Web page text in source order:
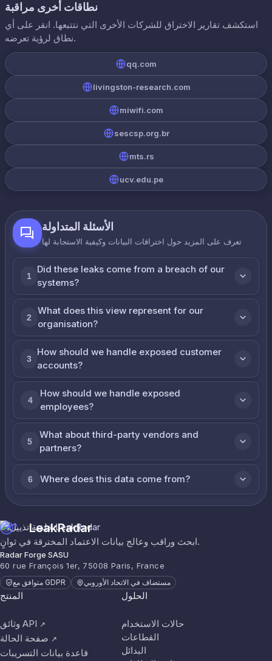
نطاقات أخرى مراقبة
استكشف تقارير الاختراق للشركات الأخرى التي نتتبعها. انقر على أي
نطاق لرؤية تعرضه.
qq.com
livingston-research.com
miwifi.com
sescsp.org.br
mts.rs
ucv.edu.pe
الأسئلة المتداولة
تعرف على المزيد حول اختراقات البيانات وكيفية الاستجابة لها
1
Did these leaks come from a breach of our
systems?
2
What does this view represent for our
organisation?
3
How should we handle exposed customer
accounts?
4
How should we handle exposed
employees?
5
What about third-party vendors and
partners?
6 Where does this data come from?
LeakRadar
ابحث وراقب وعالج بيانات الاعتماد المخترقة في ثوانٍ.
Radar Forge SASU
60 rue François 1er, 75008 Paris, France
متوافق مع GDPR مستضاف في الاتحاد الأوروبي
المنتج
وثائق API ↗
صفحة الحالة ↗
قاعدة بيانات التسريبات
الحلول
حالات الاستخدام
القطاعات
البدائل